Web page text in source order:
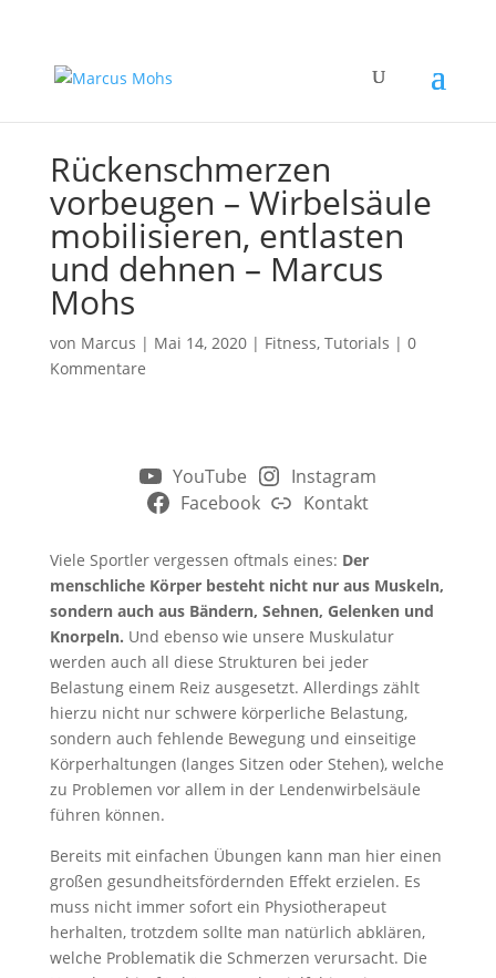
Rückenschmerzen
vorbeugen – Wirbelsäule
mobilisieren, entlasten
und dehnen – Marcus
Mohs
von Marcus | Mai 14, 2020| Fitness, Tutorials | 0
Kommentare
YouTube
Instagram
Facebook
Kontakt
Viele Sportler vergessen oftmals eines: Der
menschliche Körper besteht nicht nur aus Muskeln,
sondern auch aus Bändern, Sehnen, Gelenken und
Knorpeln. Und ebenso wie unsere Muskulatur
werden auch all diese Strukturen bei jeder
Belastung einem Reiz ausgesetzt. Allerdings zählt
hierzu nicht nur schwere körperliche Belastung,
sondern auch fehlende Bewegung und einseitige
Körperhaltungen (langes Sitzen oder Stehen), welche
zu Problemen vor allem in der Lendenwirbelsäule
führen können.
Bereits mit einfachen Übungen kann man hier einen
großen gesundheitsfördernden Effekt erzielen. Es
muss nicht immer sofort ein Physiotherapeut
herhalten, trotzdem sollte man natürlich abklären,
welche Problematik die Schmerzen verursacht. Die